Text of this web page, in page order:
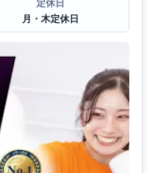
定休日
月・木定休日